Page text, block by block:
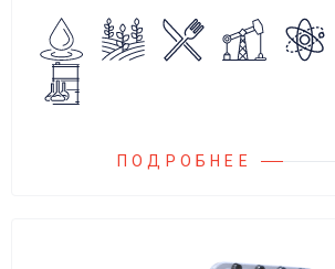
и суспензий. Фильтры
на всасывающих линиях
насосных агрегатов и установок.
ПОДРОБНЕЕ